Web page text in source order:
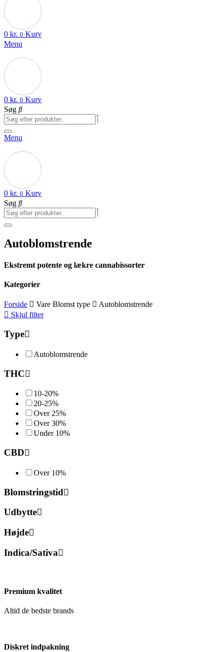
0 kr. 0 Kurv
Menu
0 kr. 0 Kurv
Søg
Menu
0 kr. 0 Kurv
Søg
Autoblomstrende
Ekstremt potente og lækre cannabissorter
Kategorier
Forside Vare Blomst type
Autoblomstrende
Skjul filter
Type
Autoblomstrende
THC
10-20%
20-25%
Over 25%
Over 30%
Under 10%
CBD
Over 10%
Blomstringstid
Udbytte
Højde
Indica/Sativa
Premium kvalitet
Altid de bedste brands
Diskret indpakning